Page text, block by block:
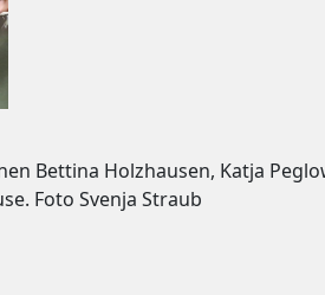
Bettina Holzhausen, Katja
Foto Svenja Straub